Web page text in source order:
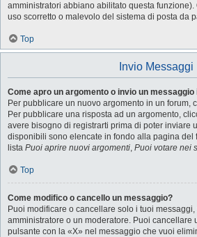
amministratori abbiano abilitato questa
uso scorretto o malevolo del sistema di posta da
Top
Invio Messaggi
Come apro un argomento o invio un messaggio
Per pubblicare un nuovo argomento in un forum,
Per pubblicare una risposta ad un argomento,
avere bisogno di registrarti prima di poter inviare
disponibili sono elencate in fondo alla pagina del
lista Puoi aprire nuovi argomenti, Puoi votare nei
Top
Come modifico o cancello un messaggio?
Puoi modificare o cancellare solo i tuoi
amministratore o un moderatore. Puoi cancellare
pulsante con la «X» nel messaggio che vuoi